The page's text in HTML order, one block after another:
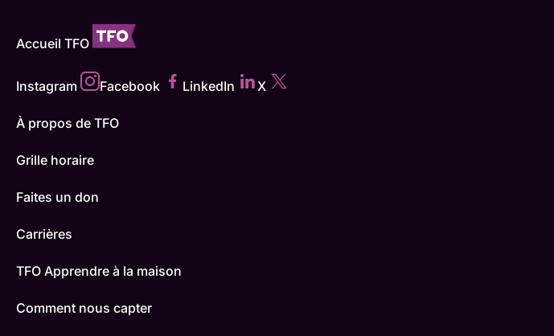
Accueil TFO
Instagram Facebook LinkedIn X
À propos de TFO
Grille horaire
Faites un don
Carrières
TFO Apprendre à la maison
Comment nous capter